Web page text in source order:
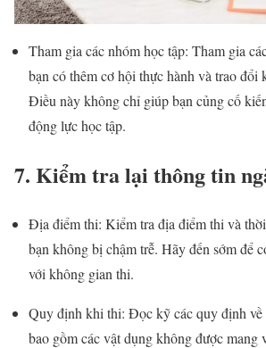
Tham gia các nhóm học tập: Tham gia
bạn có thêm cơ hội thực hành và trao đổi
Điều này không chỉ giúp bạn củng cố
động lực học tập.
7. Kiểm tra lại thông tin
Địa điểm thi: Kiểm tra địa điểm thi và
bạn không bị chậm trễ. Hãy đến sớm để
với không gian thi.
Quy định khi thi: Đọc kỹ các quy định về
bao gồm các vật dụng không được mang